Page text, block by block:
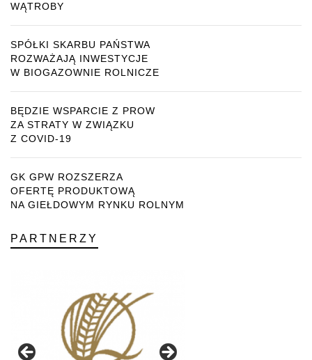
WĄTROBY
SPÓŁKI SKARBU PAŃSTWA
ROZWAŻAJĄ INWESTYCJE
W BIOGAZOWNIE ROLNICZE
BĘDZIE WSPARCIE Z PROW
ZA STRATY W ZWIĄZKU
Z COVID-19
GK GPW ROZSZERZA
OFERTĘ PRODUKTOWĄ
NA GIEŁDOWYM RYNKU ROLNYM
PARTNERZY